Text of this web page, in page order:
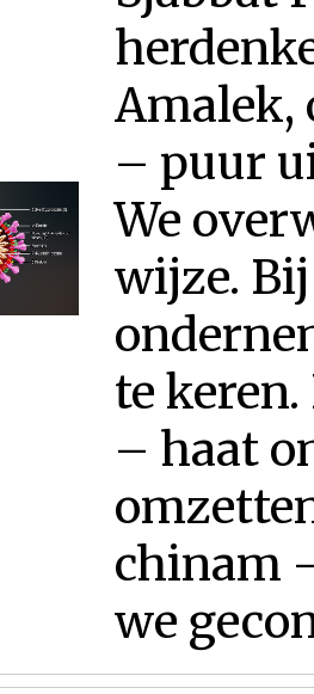
Amalek,
– puur
We
wijze.
te
– haat
chinam
we